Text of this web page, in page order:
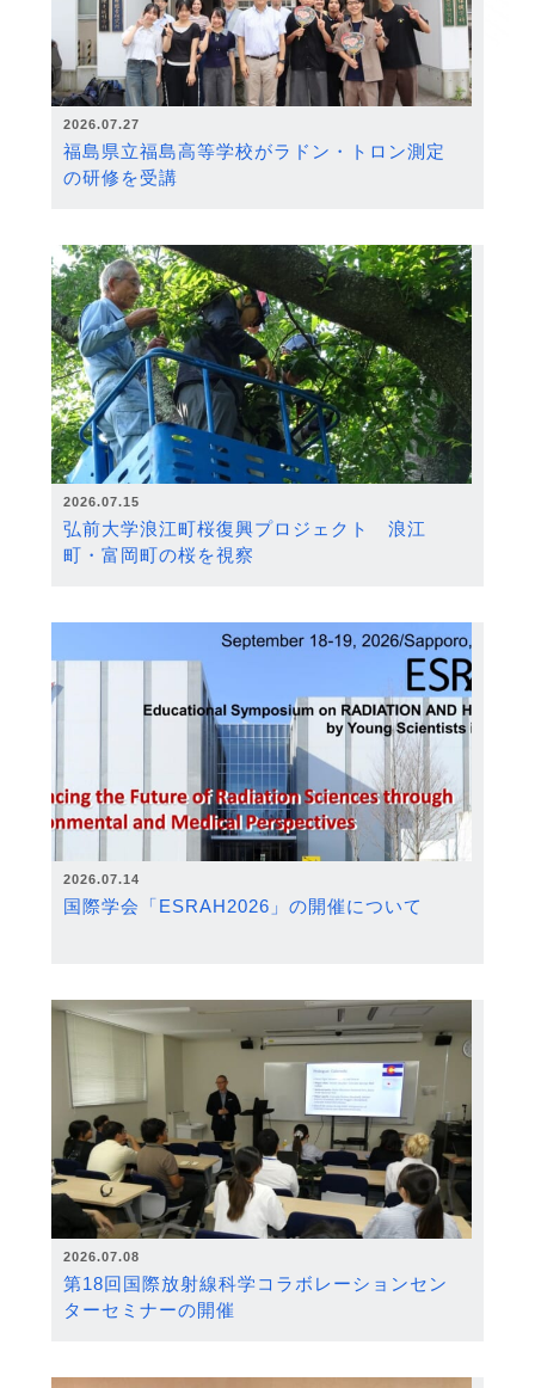
2026.07.27
福島県立福島高等学校がラドン・トロン測定
の研修を受講
2026.07.15
弘前大学浪江町桜復興プロジェクト 浪江
町・富岡町の桜を視察
2026.07.14
国際学会「ESRAH2026」の開催について
2026.07.08
第18回国際放射線科学コラボレーションセン
ターセミナーの開催